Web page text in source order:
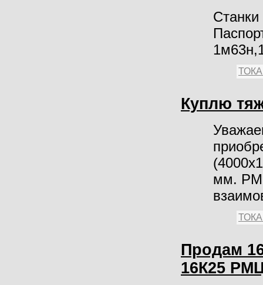
Куплю
мм.
Продам
16К25